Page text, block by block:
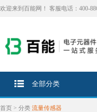
欢迎来到百能网！ 客服电话：400-
全部分类
首页 > 分类 流量传感器